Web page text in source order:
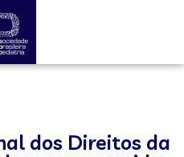
dos Direitos da